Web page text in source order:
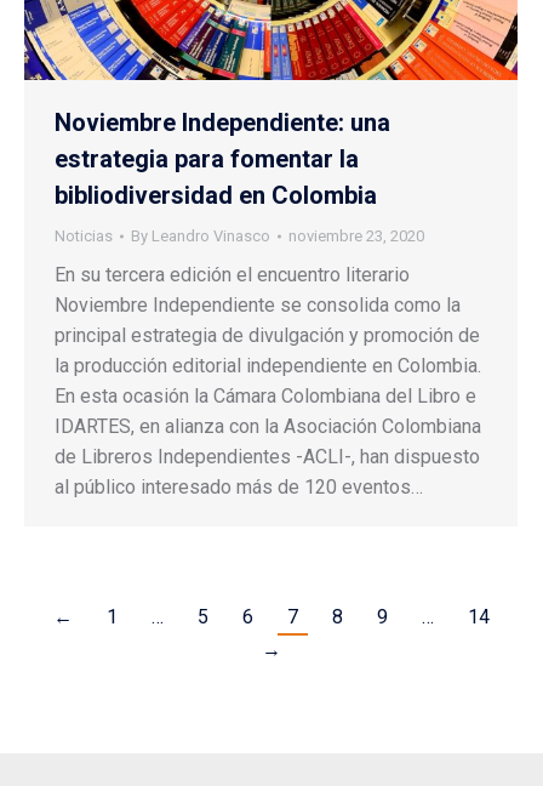
Noviembre Independiente: una
estrategia para fomentar la
bibliodiversidad en Colombia
Noticias By Leandro Vinasco noviembre 23, 2020
En su tercera edición el encuentro literario
Noviembre Independiente se consolida como la
principal estrategia de divulgación y promoción de
la producción editorial independiente en Colombia.
En esta ocasión la Cámara Colombiana del Libro e
IDARTES, en alianza con la Asociación Colombiana
de Libreros Independientes -ACLI-, han dispuesto
al público interesado más de 120 eventos…
← 1 … 5 6 7 8 9 …
14
→